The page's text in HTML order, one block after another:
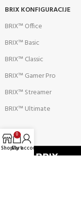
BRIX KONFIGURACIJE
BRIX™ Office
BRIX™ Basic
BRIX™ Classic
BRIX™ Gamer Pro
BRIX™ Streamer
BRIX™ Ultimate
ALATI:
Shop
0
Cart
My account